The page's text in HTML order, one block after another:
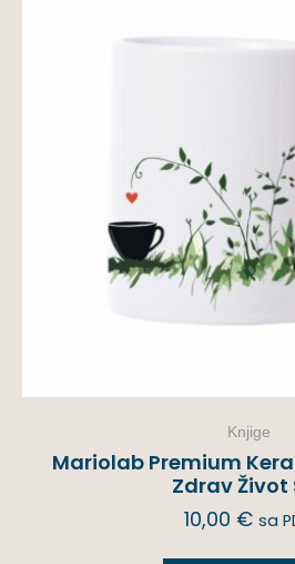
Knjige
Mariolab Premium
Zdrav Život
10,00 € sa